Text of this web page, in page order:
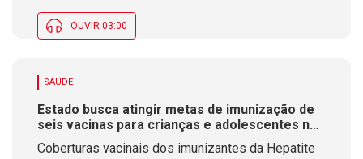
OUVIR 03:00
SAÚDE
Estado busca atingir metas de imunização de
seis vacinas para crianças e adolescentes na
Campanha de Multivacinação
Coberturas vacinais dos imunizantes da Hepatite